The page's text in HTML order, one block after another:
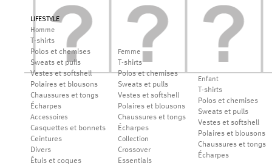
LIFESTYLE
Homme
T-shirts
Polos et chemises
Sweats et pulls
Vestes et softshell
Polaires et blousons
Chaussures et tongs
Écharpes
Accessoires
Casquettes et bonnets
Ceintures
Divers
Étuis et coques
Femme
T-shirts
Polos et chemises
Sweats et pulls
Vestes et softshell
Polaires et blousons
Chaussures et tongs
Écharpes
Collection
Crossover
Essentials
Enfant
T-shirts
Polos et chemises
Sweats et pulls
Vestes et softshell
Polaires et blousons
Chaussures et tongs
Écharpes